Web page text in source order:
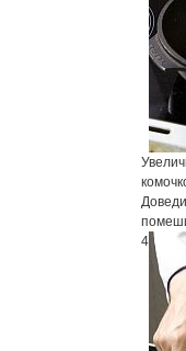
4